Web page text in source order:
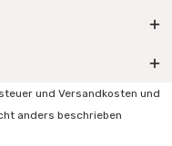
und Versandkosten und
anders beschrieben